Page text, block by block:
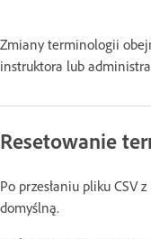
Zmiany terminologii
instruktora lub
Resetowanie
Po przesłaniu pliku CSV
domyślną.